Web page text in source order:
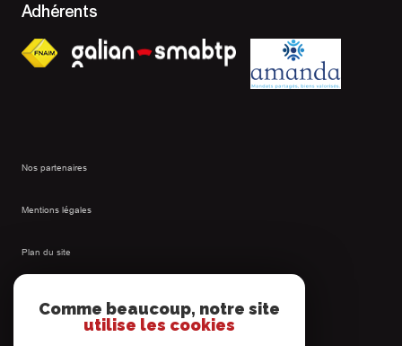
Adhérents
Nos partenaires
Mentions légales
Plan du site
Comme beaucoup, notre site
utilise les cookies